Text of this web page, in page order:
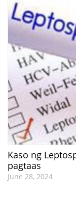
Kaso ng
pagtaas
June 28, 2024